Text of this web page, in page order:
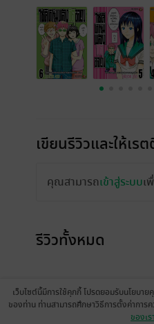
เขียนรีวิวและให้เร
คุณสามารถเข้าสู่ระบบเ
รีวิวทั้งหมด
เว็บไซต์นี้มีการใช้คุกกี้ โปรดยอมรับนโยบา
ของท่าน ท่านสามารถศึกษาวิธีการตั้งค่ากา
ของเ